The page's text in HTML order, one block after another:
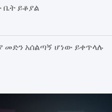
ቤት ይቆያል
መድን አሰልጣኝ ሆነው ይቀጥላሉ